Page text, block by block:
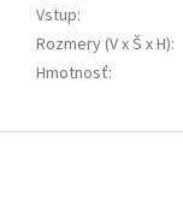
Vstup:
Rozmery (V x Š x H):
Hmotnosť: